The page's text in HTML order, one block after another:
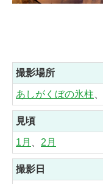
撮影場所
あしがくぼの氷柱
見頃
1月 2月
撮影日